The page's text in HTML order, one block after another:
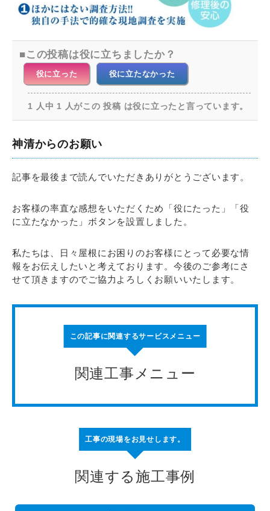
この投稿は役に立ちましたか？
役に立った 役に立たなかった
1 人中 1 人がこの 投稿 は役に立ったと言っています。
神清からのお願い
記事を最後まで読んでいただきありがとうございます。
お客様の率直な感想をいただくため「役にたった」「役
に立たなかった」ボタンを設置しました。
私たちは、日々屋根にお困りのお客様にとって必要な情
報をお伝えしたいと考えております。今後のご参考にさ
せて頂きますのでご協力よろしくお願いいたします。
この記事に関連するサービスメニュー
関連工事メニュー
工事の現場をお見せします。
関連する施工事例